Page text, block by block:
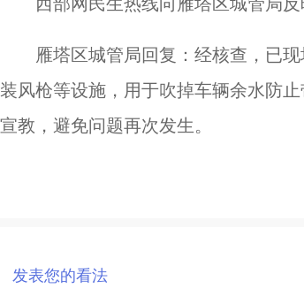
雁塔区城管局回复：经核查，已
装风枪等设施，用于吹掉车辆余水防
宣教，避免问题再次发生。
发表您的看法